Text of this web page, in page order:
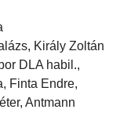
Király Zoltán
DLA habil.,
Finta Endre,
Antmann